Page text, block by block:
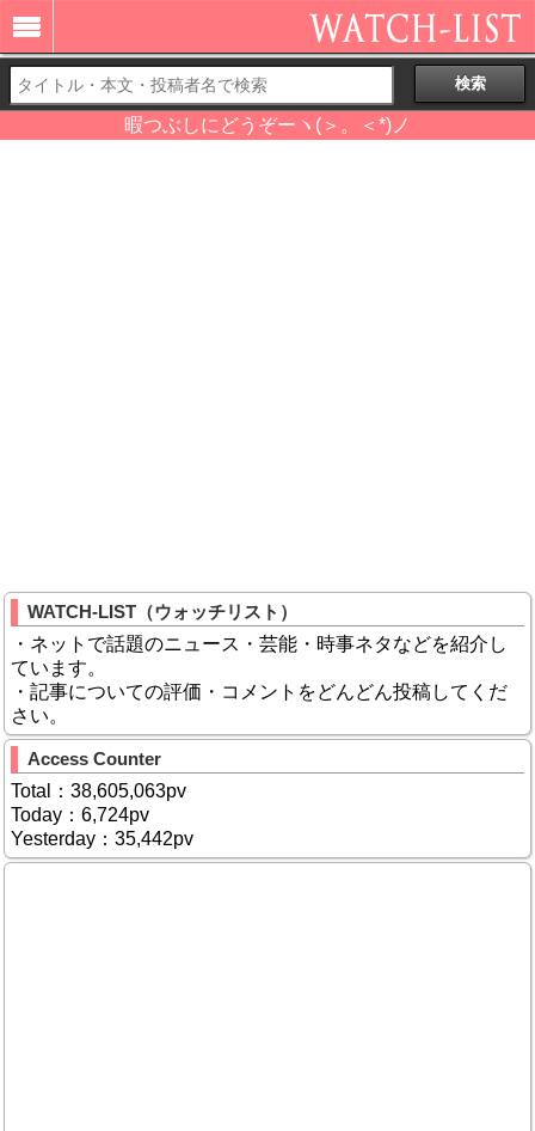
暇つぶしにどうぞーヽ(＞。＜*)ノ
WATCH-LIST（ウォッチリスト）
・ネットで話題のニュース・芸能・時事ネタなどを紹介し
ています。
・記事についての評価・コメントをどんどん投稿してくだ
さい。
Access Counter
Total：38,605,063pv
Today：6,724pv
Yesterday：35,442pv